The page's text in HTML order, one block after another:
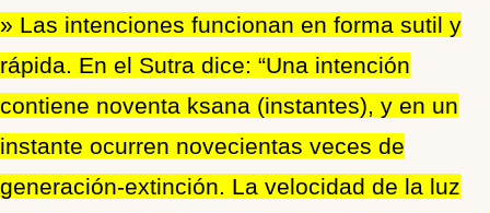
» Las intenciones funcionan en forma sutil y
rápida. En el Sutra dice: “Una intención
contiene noventa ksana (instantes), y en un
instante ocurren novecientas veces de
generación-extinción. La velocidad de la luz